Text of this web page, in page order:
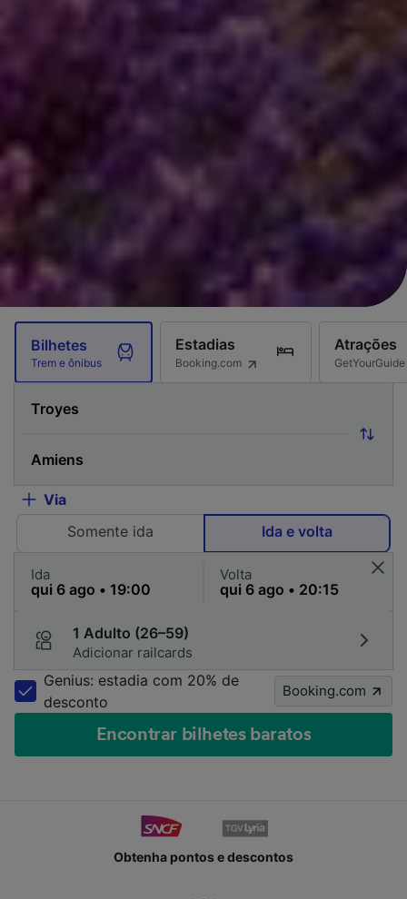
Bilhetes
Trem e ônibus
Estadias
Booking.com
Atrações
GetYourGuide
Via
Somente ida
Ida e volta
Ida Volta
1 Adulto (26–59)
Adicionar railcards
Genius: estadia com 20% de
desconto
Booking.com
Encontrar bilhetes baratos
Obtenha pontos e descontos